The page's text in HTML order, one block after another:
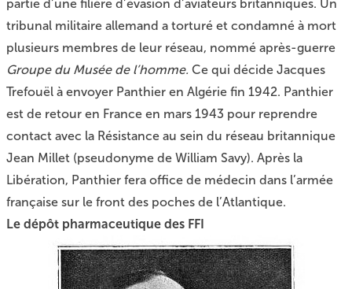
partie d’une filière d’évasion d’aviateurs britanniques. Un
tribunal militaire allemand a torturé et condamné à mort
plusieurs membres de leur réseau, nommé après-guerre
Groupe du Musée de l’homme. Ce qui décide Jacques
Trefouël à envoyer Panthier en Algérie fin 1942. Panthier
est de retour en France en mars 1943 pour reprendre
contact avec la Résistance au sein du réseau britannique
Jean Millet (pseudonyme de William Savy). Après la
Libération, Panthier fera office de médecin dans l’armée
française sur le front des poches de l’Atlantique.
Le dépôt pharmaceutique des FFI